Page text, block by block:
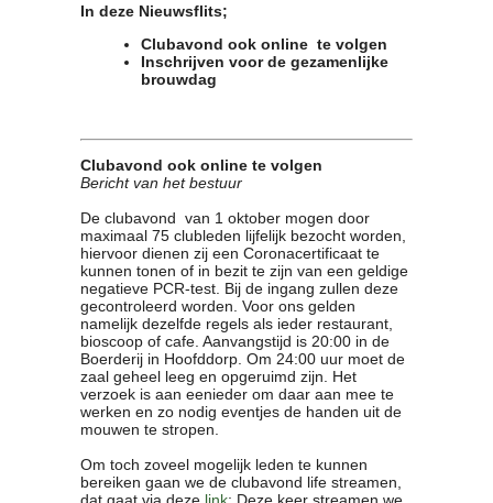
In deze Nieuwsflits;
Clubavond ook online te volgen
Inschrijven voor de gezamenlijke
brouwdag
Clubavond ook online te volgen
Bericht van het bestuur
De clubavond van 1 oktober mogen door
maximaal 75 clubleden lijfelijk bezocht worden,
hiervoor dienen zij een Coronacertificaat te
kunnen tonen of in bezit te zijn van een geldige
negatieve PCR-test. Bij de ingang zullen deze
gecontroleerd worden. Voor ons gelden
namelijk dezelfde regels als ieder restaurant,
bioscoop of cafe. Aanvangstijd is 20:00 in de
Boerderij in Hoofddorp. Om 24:00 uur moet de
zaal geheel leeg en opgeruimd zijn. Het
verzoek is aan eenieder om daar aan mee te
werken en zo nodig eventjes de handen uit de
mouwen te stropen.
Om toch zoveel mogelijk leden te kunnen
bereiken gaan we de clubavond life streamen,
dat gaat via deze link; Deze keer streamen we
Vereniging
Clubkalender
Bestuur
- Historie
Reglementen
Privacyverklaring
Commissies
Polderbok
Wedstrijduitslagen
Prijzen
Bijzondere Leden
- Keurmeesters
- Professioneel